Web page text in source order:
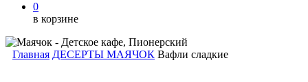
0
в корзине
Главная ДЕСЕРТЫ МАЯЧОК Вафли сладкие